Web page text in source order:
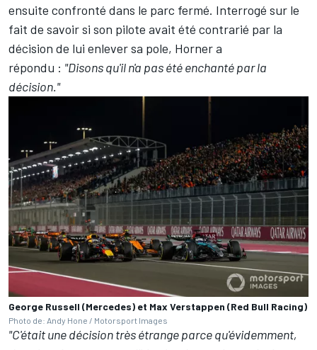
ensuite confronté dans le parc fermé. Interrogé sur le
fait de savoir si son pilote avait été contrarié par la
décision de lui enlever sa pole, Horner a
répondu : "Disons qu'il n'a pas été enchanté par la
décision."
George Russell (Mercedes) et Max Verstappen (Red Bull Racing)
Photo de: Andy Hone / Motorsport Images
"C'était une décision très étrange parce qu'évidemment,